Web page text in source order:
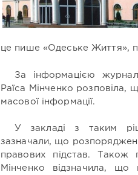
це пише «Одеське Життя»,
За інформацією
Раїса Мінченко розповіла,
масової інформації.
У закладі з таким
зазначали, що
правових підстав. Також
Мінченко відзначила,